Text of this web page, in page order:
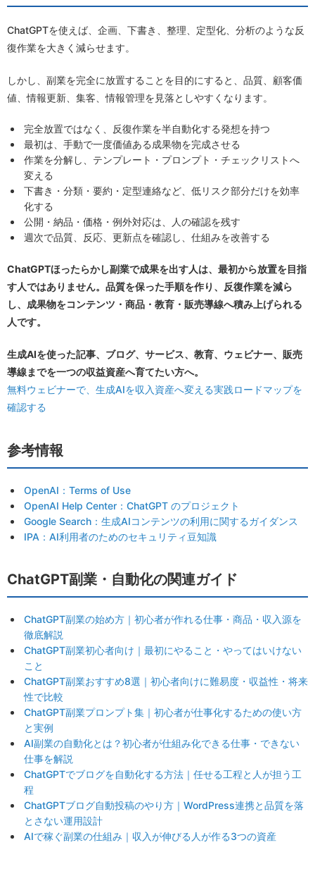
ChatGPTを使えば、企画、下書き、整理、定型化、分析のような反
復作業を大きく減らせます。
しかし、副業を完全に放置することを目的にすると、品質、顧客価
値、情報更新、集客、情報管理を見落としやすくなります。
完全放置ではなく、反復作業を半自動化する発想を持つ
最初は、手動で一度価値ある成果物を完成させる
作業を分解し、テンプレート・プロンプト・チェックリストへ
変える
下書き・分類・要約・定型連絡など、低リスク部分だけを効率
化する
公開・納品・価格・例外対応は、人の確認を残す
週次で品質、反応、更新点を確認し、仕組みを改善する
ChatGPTほったらかし副業で成果を出す人は、最初から放置を目指
す人ではありません。品質を保った手順を作り、反復作業を減ら
し、成果物をコンテンツ・商品・教育・販売導線へ積み上げられる
人です。
生成AIを使った記事、ブログ、サービス、教育、ウェビナー、販売
導線までを一つの収益資産へ育てたい方へ。
無料ウェビナーで、生成AIを収入資産へ変える実践ロードマップを
確認する
参考情報
OpenAI：Terms of Use
OpenAI Help Center：ChatGPT のプロジェクト
Google Search：生成AIコンテンツの利用に関するガイダンス
IPA：AI利用者のためのセキュリティ豆知識
ChatGPT副業・自動化の関連ガイド
ChatGPT副業の始め方｜初心者が作れる仕事・商品・収入源を
徹底解説
ChatGPT副業初心者向け｜最初にやること・やってはいけない
こと
ChatGPT副業おすすめ8選｜初心者向けに難易度・収益性・将来
性で比較
ChatGPT副業プロンプト集｜初心者が仕事化するための使い方
と実例
AI副業の自動化とは？初心者が仕組み化できる仕事・できない
仕事を解説
ChatGPTでブログを自動化する方法｜任せる工程と人が担う工
程
ChatGPTブログ自動投稿のやり方｜WordPress連携と品質を落
とさない運用設計
AIで稼ぐ副業の仕組み｜収入が伸びる人が作る3つの資産